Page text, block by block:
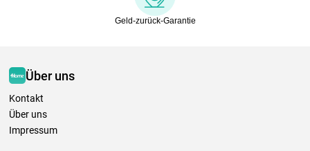
Geld-zurück-Garantie
Über uns
Kontakt
Über uns
Impressum